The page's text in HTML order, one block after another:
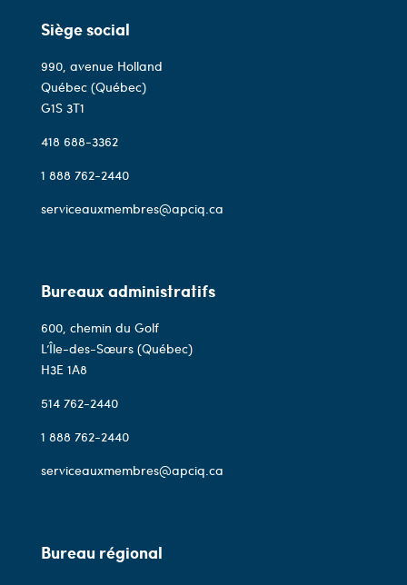
Siège social
990, avenue Holland
Québec (Québec)
G1S 3T1
418 688-3362
1 888 762-2440
serviceauxmembres@apciq.ca
Bureaux administratifs
600, chemin du Golf
L’Île-des-Sœurs (Québec)
H3E 1A8
514 762-2440
1 888 762-2440
serviceauxmembres@apciq.ca
Bureau régional